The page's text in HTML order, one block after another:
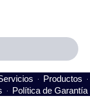
Productos
Política de Garantía